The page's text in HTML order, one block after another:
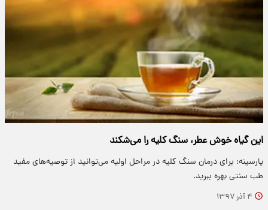
این گیاه خوش عطر، سنگ کلیه را می‌شکند
پارسینه: برای درمان سنگ کلیه در مراحل اولیه می‌توانید از توصیه‌های مفید
طب سنتی بهره ببرید.
۴ آذر ۱۳۹۷